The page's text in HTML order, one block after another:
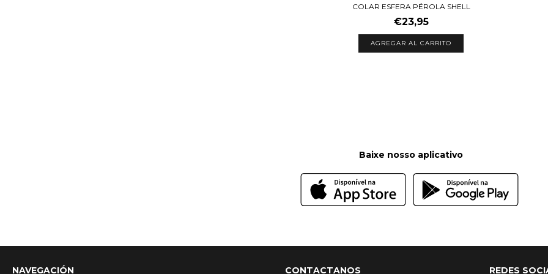
COLAR ESFERA PÉROLA SHELL
€23,95
Baixe nosso aplicativo
NAVEGACIÓN CONTACTANOS REDES